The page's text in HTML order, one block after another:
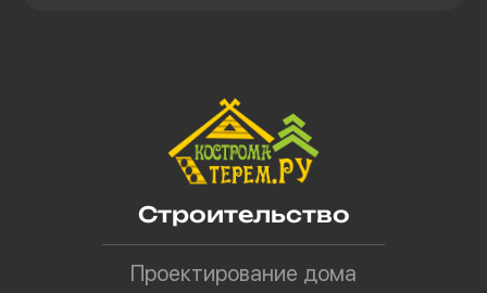
Строительство
Проектирование дома